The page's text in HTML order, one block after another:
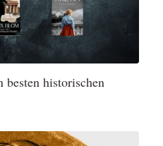
historischen